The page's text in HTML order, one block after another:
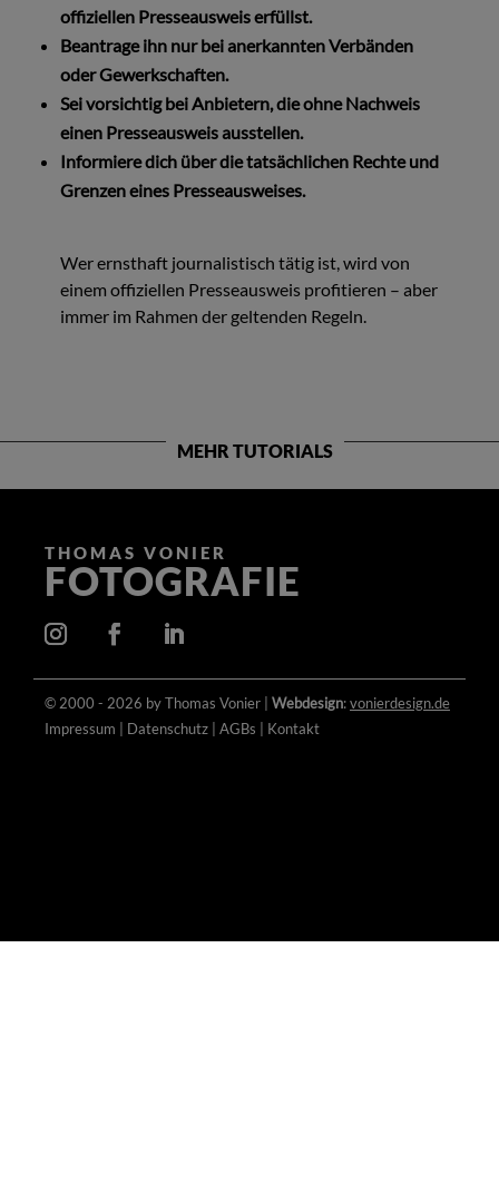
offiziellen Presseausweis erfüllst.
Beantrage ihn nur bei anerkannten Verbänden
oder Gewerkschaften.
Sei vorsichtig bei Anbietern, die ohne Nachweis
einen Presseausweis ausstellen.
Informiere dich über die tatsächlichen Rechte und
Grenzen eines Presseausweises.
Wer ernsthaft journalistisch tätig ist, wird von
einem offiziellen Presseausweis profitieren – aber
immer im Rahmen der geltenden Regeln.
MEHR TUTORIALS
THOMAS VONIER
FOTOGRAFIE
© 2000 - 2026 by Thomas Vonier | Webdesign: vonierdesign.de
Impressum
Datenschutz AGBs Kontakt